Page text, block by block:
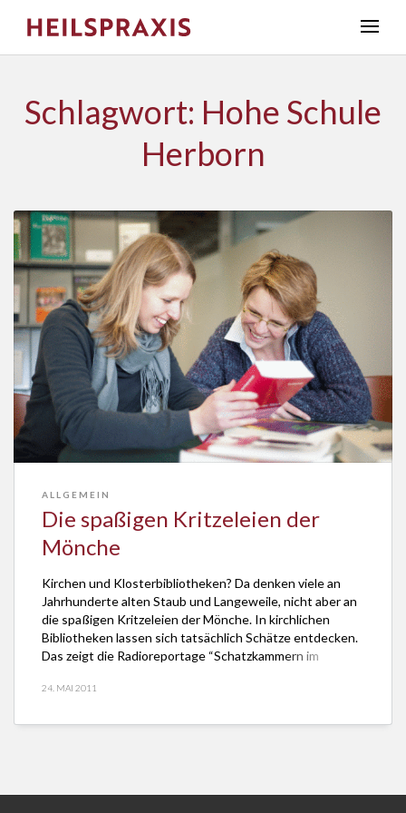
Schlagwort: Hohe Schule
Herborn
ALLGEMEIN
Die spaßigen Kritzeleien der
Mönche
Kirchen und Klosterbibliotheken? Da denken viele an
Jahrhunderte alten Staub und Langeweile, nicht aber an
die spaßigen Kritzeleien der Mönche. In kirchlichen
Bibliotheken lassen sich tatsächlich Schätze entdecken.
Das zeigt die Radioreportage “Schatzkammern im
Magirius. Die Sendung lässt sich lesen hier. Der
24. MAI 2011